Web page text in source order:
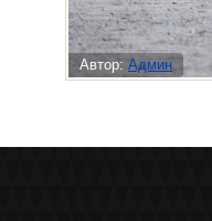
Автор:Админ